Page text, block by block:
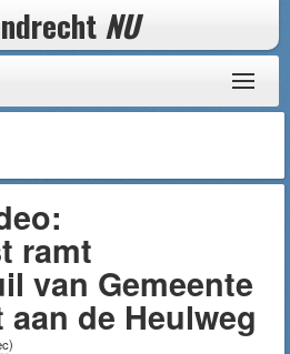
NU
ramt
van Gemeente
de Heulweg
)